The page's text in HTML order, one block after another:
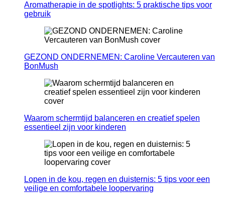
Aromatherapie in de spotlights: 5 praktische tips voor
gebruik
GEZOND ONDERNEMEN: Caroline Vercauteren van
BonMush
Waarom schermtijd balanceren en creatief spelen
essentieel zijn voor kinderen
Lopen in de kou, regen en duisternis: 5 tips voor een
veilige en comfortabele loopervaring